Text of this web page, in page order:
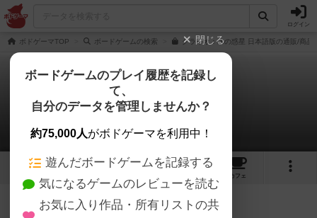
ログイン
ボドゲーマTOP ボードゲームの検索 クライオ：氷の惑星 日本語版の通販/商品
クライオ
0件のリプレイ日記
3 2 8
カフェ
クライオのトップに戻る
閉じる
ボードゲームのプレイ履歴を記録し
て、
自分のデータを管理しませんか？
約75,000人がボドゲーマを利用中！
遊んだボードゲームを記録する
気になるゲームのレビューを読む
お気に入り作品・所有リストの共